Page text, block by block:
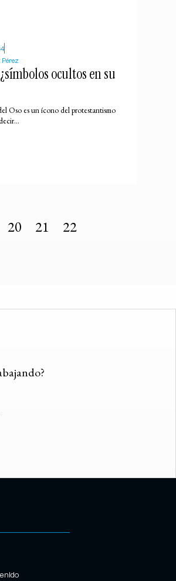
Pérez
ocultos en su
Oso es un ícono del protestantismo
20 21 22